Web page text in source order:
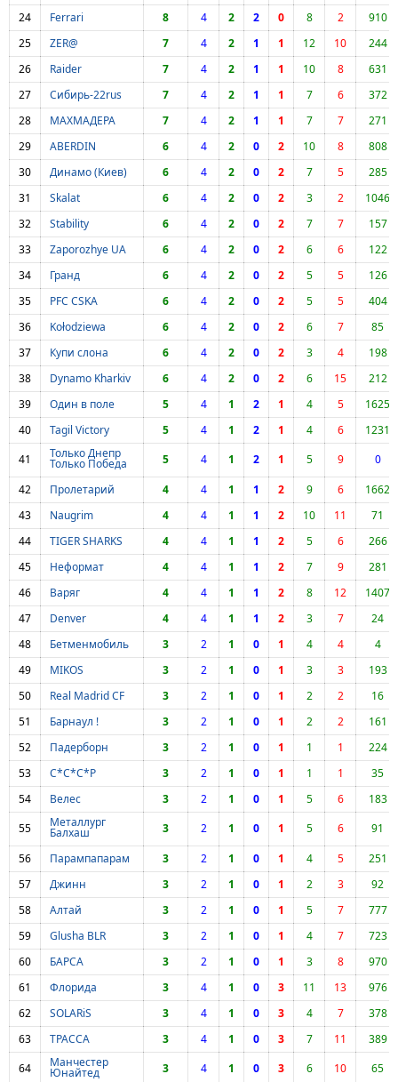
24
Ferrari 8 4 2 2 0 8 2
910
25
ZER@ 7 4 2 1 1 12 10
244
26
Raider 7 4 2 1 1 10 8
631
27
Сибирь-22rus 7 4 2 1 1 7 6
372
28
МАХМАДЕРА 7 4 2 1 1 7 7
271
29
ABERDIN 6 4 2 0 2 10 8
808
30
Динамо (Киев) 6 4 2 0 2 7 5
285
31
Skalat 6 4 2 0 2 3 2
1046
32
Stability 6 4 2 0 2 7 7
157
33
Zaporozhye UA 6 4 2 0 2 6 6
122
34
Гранд 6 4 2 0 2 5 5
126
35
PFC CSKA 6 4 2 0 2 5 5
404
36
Kołodziewa 6 4 2 0 2 6 7
85
37
Купи слона 6 4 2 0 2 3 4
198
38
Dynamo Kharkiv 6 4 2 0 2 6 15
212
39
Один в поле 5 4 1 2 1 4 5
1625
40
Tagil Victory 5 4 1 2 1 4 6
1231
41
Только Днепр
Только Победа 5 4 1 2 1 5 9
0
42
Пролетарий 4 4 1 1 2 9 6
1662
43
Naugrim 4 4 1 1 2 10 11
71
44
TIGER SHARKS 4 4 1 1 2 5 6
266
45
Неформат 4 4 1 1 2 7 9
281
46
Варяг 4 4 1 1 2 8 12
1407
47
Denver 4 4 1 1 2 3 7
24
48
Бетменмобиль 3 2 1 0 1 4 4
4
49
MIKOS 3 2 1 0 1 3 3
193
50
Real Madrid CF 3 2 1 0 1 2 2
16
51
Барнаул ! 3 2 1 0 1 2 2
161
52
Падерборн 3 2 1 0 1 1 1
224
53
С*С*С*Р 3 2 1 0 1 1 1
35
54
Велес 3 2 1 0 1 5 6
183
55
Металлург
Балхаш 3 2 1 0 1 5 6
91
56
Парампапарам 3 2 1 0 1 4 5
251
57
Джинн 3 2 1 0 1 2 3
92
58
Алтай 3 2 1 0 1 5 7
777
59
Glusha BLR 3 2 1 0 1 4 7
723
60
БАРСА 3 2 1 0 1 3 8
970
61
Флорида 3 4 1 0 3 11 13
976
62
SOLARiS 3 4 1 0 3 4 7
378
63
ТРАССА 3 4 1 0 3 7 11
389
64
Манчестер
Юнайтед 3 4 1 0 3 6 10
65